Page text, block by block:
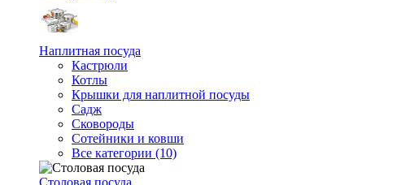
Наплитная посуда
Кастрюли
Котлы
Крышки для наплитной посуды
Садж
Сковороды
Сотейники и ковши
Все категории (10)
Столовая посуда